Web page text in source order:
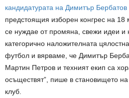
кандидатурата на Димитър Бербатов
предстоящия изборен конгрес на 18
се нуждае от промяна, свежи идеи
категорично наложителната
футбол и вярваме, че Димитър
Мартин Петров и техният екип са
осъществят”, пише в становището
клуб.